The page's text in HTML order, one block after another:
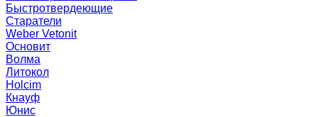
Быстротвердеющие
Старатели
Weber Vetonit
Основит
Волма
Литокол
Holcim
Кнауф
Юнис